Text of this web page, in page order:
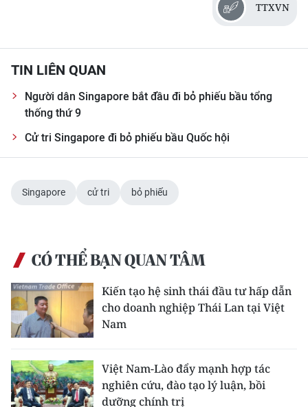
TTXVN
TIN LIÊN QUAN
Người dân Singapore bắt đầu đi bỏ phiếu bầu tổng
thống thứ 9
Cử tri Singapore đi bỏ phiếu bầu Quốc hội
Singapore cử tri bỏ phiếu
CÓ THỂ BẠN QUAN TÂM
Kiến tạo hệ sinh thái đầu tư hấp dẫn
cho doanh nghiệp Thái Lan tại Việt
Nam
Việt Nam-Lào đẩy mạnh hợp tác
nghiên cứu, đào tạo lý luận, bồi
dưỡng chính trị